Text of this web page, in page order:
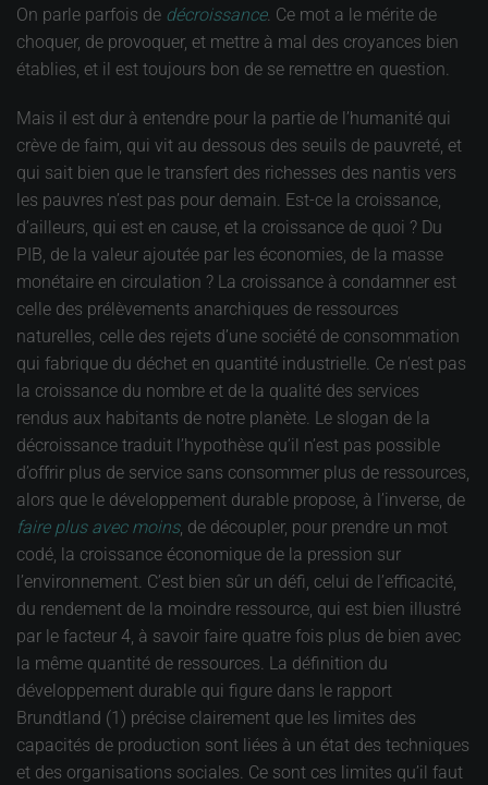
On parle parfois de décroissance. Ce mot a le mérite de
choquer, de provoquer, et mettre à mal des croyances bien
établies, et il est toujours bon de se remettre en question.
Mais il est dur à entendre pour la partie de l’humanité qui
crève de faim, qui vit au dessous des seuils de pauvreté, et
qui sait bien que le transfert des richesses des nantis vers
les pauvres n’est pas pour demain. Est-ce la croissance,
d’ailleurs, qui est en cause, et la croissance de quoi ? Du
PIB, de la valeur ajoutée par les économies, de la masse
monétaire en circulation ? La croissance à condamner est
celle des prélèvements anarchiques de ressources
naturelles, celle des rejets d’une société de consommation
qui fabrique du déchet en quantité industrielle. Ce n’est pas
la croissance du nombre et de la qualité des services
rendus aux habitants de notre planète. Le slogan de la
décroissance traduit l’hypothèse qu’il n’est pas possible
d’offrir plus de service sans consommer plus de ressources,
alors que le développement durable propose, à l’inverse, de
faire plus avec moins, de découpler, pour prendre un mot
codé, la croissance économique de la pression sur
l’environnement. C’est bien sûr un défi, celui de l’efficacité,
du rendement de la moindre ressource, qui est bien illustré
par le facteur 4, à savoir faire quatre fois plus de bien avec
la même quantité de ressources. La définition du
développement durable qui figure dans le rapport
Brundtland (1) précise clairement que les limites des
capacités de production sont liées à un état des techniques
et des organisations sociales. Ce sont ces limites qu’il faut